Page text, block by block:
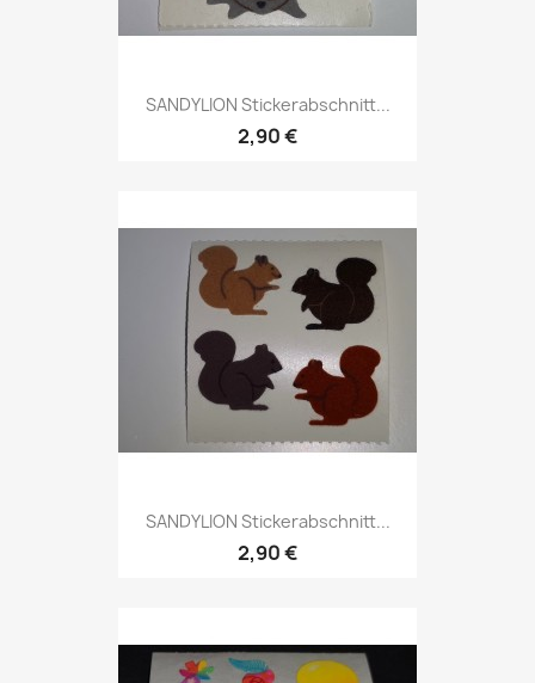
SANDYLION Stickerabschnitt...
2,90 €
SANDYLION Stickerabschnitt...
2,90 €